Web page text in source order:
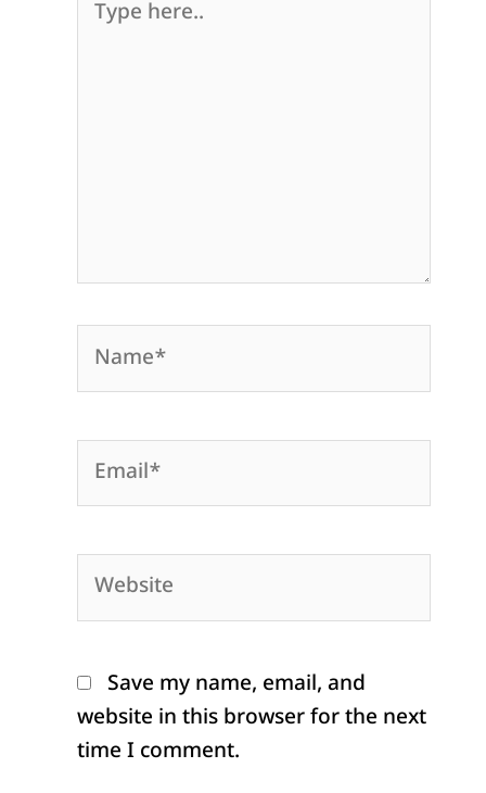
here..
Email*
Website
Save my name, email, and
website in this browser for the next
time I comment.